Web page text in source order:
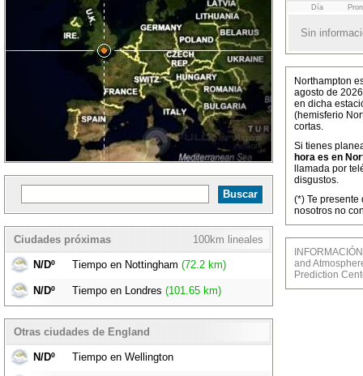
100km lineales
Ciudades próximas
N/Dº Tiempo en Nottingham (72.2 km)
N/Dº Tiempo en Londres (101.65 km)
Otras ciudades de England
N/Dº Tiempo en Wellington
Día
Sin
Northampton
agosto de
en dicha
(hemisferio
cortas.
Si tienes
hora es en
llamada por
disgustos.
(*) Te
nosotros no
and
Prediction